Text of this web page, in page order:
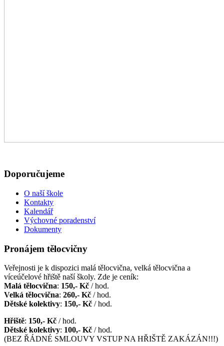
Doporučujeme
O naší škole
Kontakty
Kalendář
Výchovné poradenství
Dokumenty
Pronájem tělocvičny
Veřejnosti je k dispozici malá tělocvična, velká tělocvična a
víceúčelové hřiště naší školy. Zde je ceník:
Malá tělocvična: 150,- Kč / hod.
Velká tělocvična: 260,- Kč / hod.
Dětské kolektivy: 150,- Kč / hod.
Hřiště: 150,- Kč / hod.
Dětské kolektivy: 100,- Kč / hod.
(BEZ ŘÁDNÉ SMLOUVY VSTUP NA HŘIŠTĚ ZAKÁZÁN!!!)